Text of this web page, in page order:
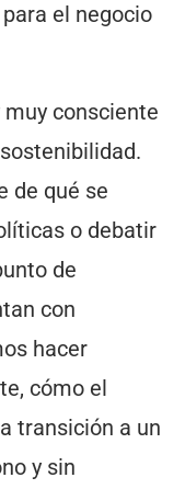
el negocio
muy consciente
de qué se
o debatir
de
con
hacer
cómo el
transición a un
y sin